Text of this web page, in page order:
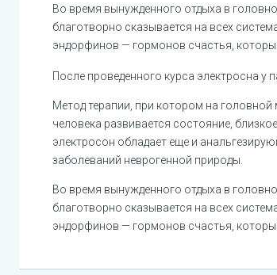
Во время вынужденного отдыха в
благотворно сказывается на всех
эндорфинов — гормонов счастья,
После проведенного курса электросна у
Метод терапии, при котором на головной
человека развивается состояние,
электросон обладает еще и
заболеваний неврогенной природы.
Во время вынужденного отдыха в
благотворно сказывается на всех
эндорфинов — гормонов счастья,